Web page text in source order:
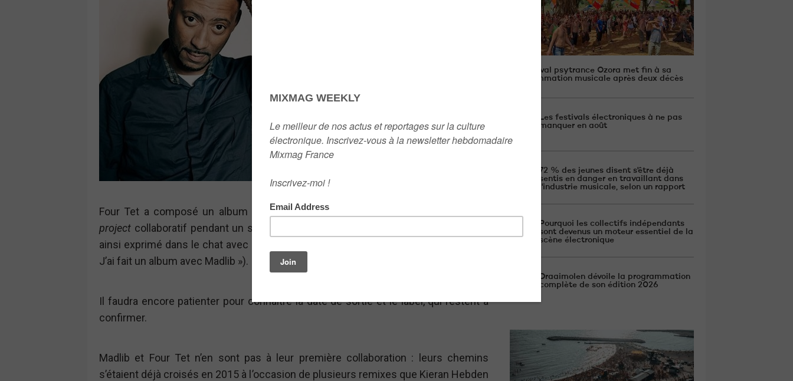
Four Tet a composé un album avec le producteur Madlib. Il a annoncé ce
project collaboratif pendant un stream sur YouTube. Le producteur de ‘Baby’ s’est
ainsi exprimé dans le chat avec un tout simple
J’ai fait un album avec Madlib »).
Il faudra encore patienter pour connaître la date de sortie et le label, qui restent à
confirmer.
Madlib et Four Tet n’en sont pas à leur première collaboration : leurs chemins
s’étaient déjà croisés en 2015 à l’occasion de plusieurs remixes que Kieran Hebden
Le festival psytrance Ozora met fin à sa
programmation musicale après deux décès
Les festivals électroniques à ne pas
manquer en août
72 % des jeunes disent s'être déjà
sentis en danger en travaillant dans
l'industrie musicale, selon un rapport
Pourquoi les collectifs indépendants
sont devenus un moteur essentiel de la
scène électronique
Draaimolen dévoile la programmation
complète de son édition 2026